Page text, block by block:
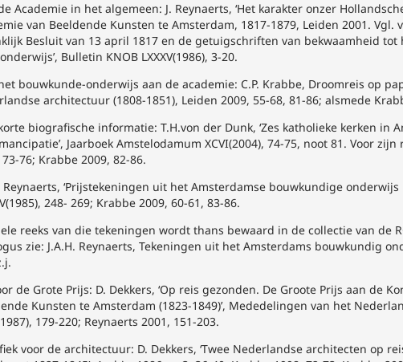
Academie in het algemeen: J. Reynaerts, ‘Het karakter onzer
van Beeldende Kunsten te Amsterdam, 1817-1879, Leiden 2001. Vgl.
Besluit van 13 april 1817 en de getuigschriften van bekwaamheid tot
Bulletin KNOB LXXXV(1986), 3-20.
bouwkunde-onderwijs aan de academie: C.P. Krabbe, Droomreis op
architectuur (1808-1851), Leiden 2009, 55-68, 81-86; alsmede
biografische informatie: T.H.von der Dunk, ‘Zes katholieke kerken in
Jaarboek Amstelodamum XCVI(2004), 74-75, noot 81. Voor
73-76; Krabbe 2009, 82-86.
Reynaerts, ‘Prijstekeningen uit het Amsterdamse bouwkundige onderwijs
248- 269; Krabbe 2009, 60-61, 83-86.
reeks van die tekeningen wordt thans bewaard in de collectie van de
zie: J.A.H. Reynaerts, Tekeningen uit het Amsterdams bouwkundig
de Grote Prijs: D. Dekkers, ‘Op reis gezonden. De Groote Prijs aan de
Kunsten te Amsterdam (1823-1849)’, Mededelingen van het
179-220; Reynaerts 2001, 151-203.
voor de architectuur: D. Dekkers, ‘Twee Nederlandse architecten op